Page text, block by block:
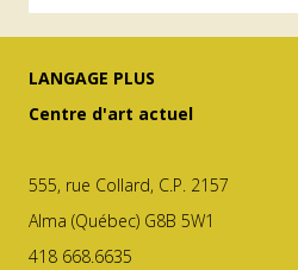
LANGAGE PLUS
Centre d'art actuel
555, rue Collard, C.P. 2157
Alma (Québec) G8B 5W1
418 668.6635